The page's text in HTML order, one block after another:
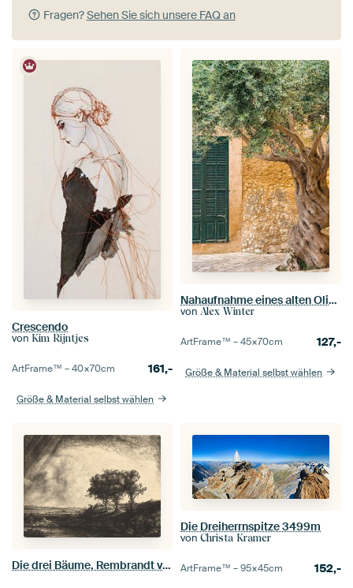
Fragen?Sehen Sie sich unsere FAQ an
Crescendo
von Kim Rijntjes
ArtFrame™ –40×70cm 161,-
Größe & Material selbst wählen
Nahaufnahme eines alten Olivenbaums vor einem rustikalen mediterranen Haus
von Alex Winter
ArtFrame™ –45×70cm 127,-
Größe & Material selbst wählen
Die drei Bäume, Rembrandt van Rijn
Die Dreiherrnspitze 3499m
von Christa Kramer
ArtFrame™ –95×45cm 152,-